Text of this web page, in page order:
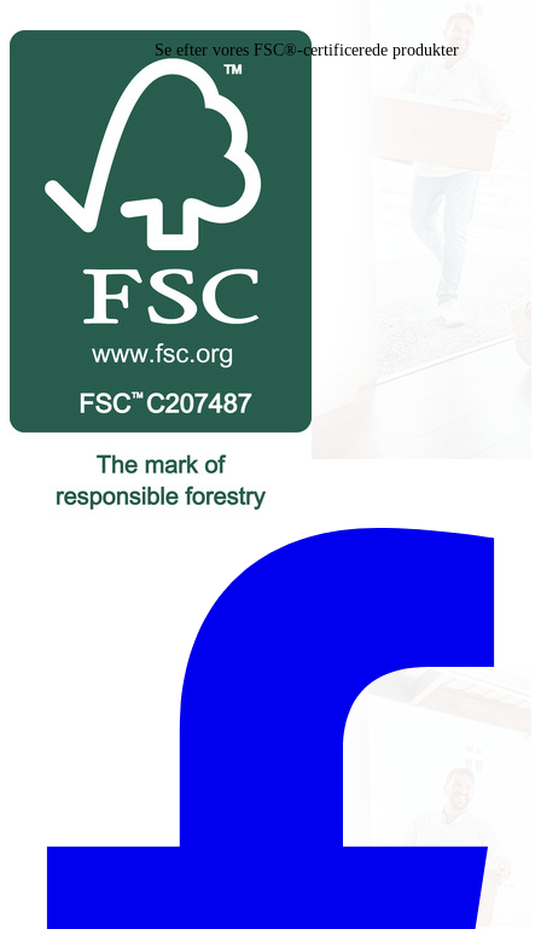
Se efter vores FSC®-certificerede produkter